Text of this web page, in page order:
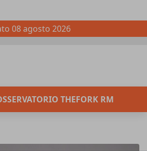
08 agosto 2026
THEFORK RM